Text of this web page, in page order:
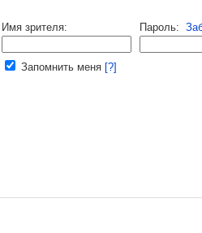
Имя зрителя: Пароль:
Запомнить меня [?]